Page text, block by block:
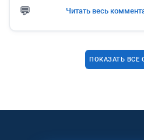
Читать весь
ПОКАЗАТЬ ВСЕ